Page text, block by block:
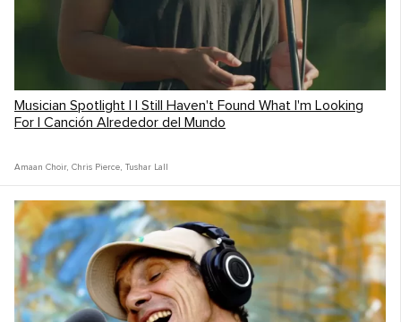
Musician Spotlight | I Still Haven't Found What I'm Looking
For | Canción Alrededor del Mundo
Amaan Choir, Chris Pierce, Tushar Lall